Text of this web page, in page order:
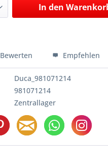
In den
Bewerten Empfehlen
Duca_981071214
981071214
Zentrallager